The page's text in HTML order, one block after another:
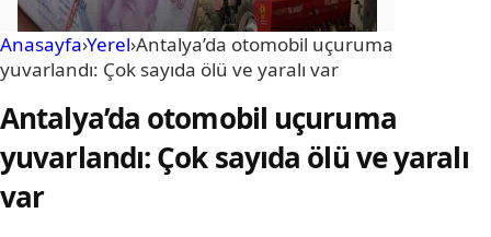
Anasayfa›Yerel›Antalya’da otomobil uçuruma
yuvarlandı: Çok sayıda ölü ve yaralı var
Antalya’da otomobil uçuruma
yuvarlandı: Çok sayıda ölü ve yaralı
var